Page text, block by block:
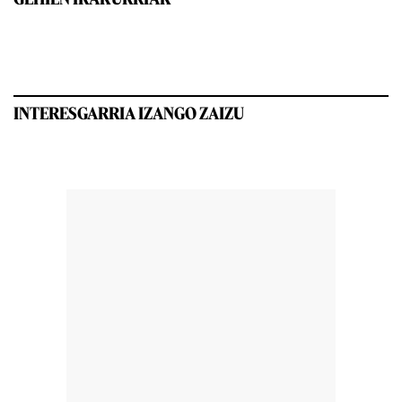
INTERESGARRIA IZANGO ZAIZU